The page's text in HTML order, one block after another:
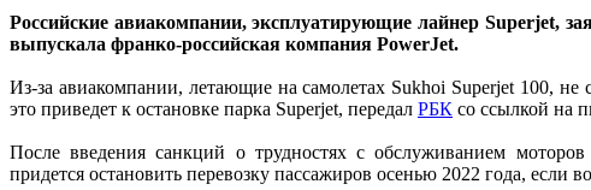
Российские авиакомпании, эксплуатирующие лайнер Superjet,
выпускала франко-российская компания PowerJet.
Из-за авиакомпании, летающие на самолетах Sukhoi Superjet 100, не
это приведет к остановке парка Superjet, передал РБК со ссылкой на
После введения санкций о трудностях с обслуживанием
придется остановить перевозку пассажиров осенью 2022 года, если